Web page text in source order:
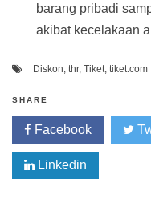
barang pribadi
akibat kecelakaan
Diskon, thr, Tiket, tiket.com
SHARE
Facebook
Linkedin